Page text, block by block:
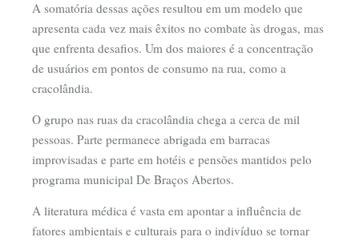
A somatória dessas ações resultou em um modelo que
apresenta cada vez mais êxitos no combate às drogas, mas
que enfrenta desafios. Um dos maiores é a concentração
de usuários em pontos de consumo na rua, como a
cracolândia.
O grupo nas ruas da cracolândia chega a cerca de mil
pessoas. Parte permanece abrigada em barracas
improvisadas e parte em hotéis e pensões mantidos pelo
programa municipal De Braços Abertos.
A literatura médica é vasta em apontar a influência de
fatores ambientais e culturais para o indivíduo se tornar